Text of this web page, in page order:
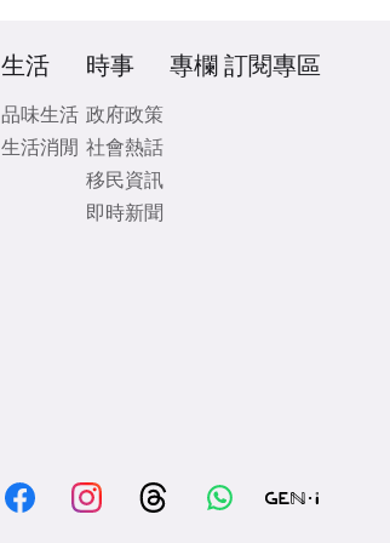
生活
品味生活
生活消閒
時事
政府政策
社會熱話
移民資訊
即時新聞
專欄 訂閱專區